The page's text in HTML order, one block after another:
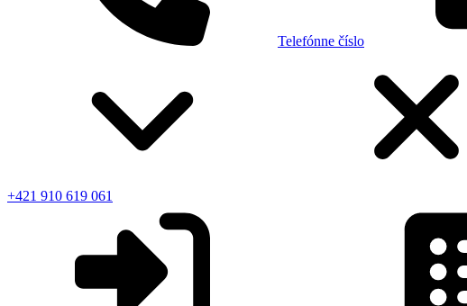
Telefónne číslo
+421 910 619 061